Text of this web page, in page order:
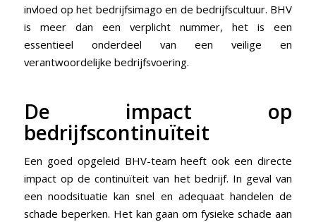
invloed op het bedrijfsimago en de bedrijfscultuur. BHV
is meer dan een verplicht nummer, het is een
essentieel onderdeel van een veilige en
verantwoordelijke bedrijfsvoering.
De impact op
bedrijfscontinuïteit
Een goed opgeleid BHV-team heeft ook een directe
impact op de continuïteit van het bedrijf. In geval van
een noodsituatie kan snel en adequaat handelen de
schade beperken. Het kan gaan om fysieke schade aan